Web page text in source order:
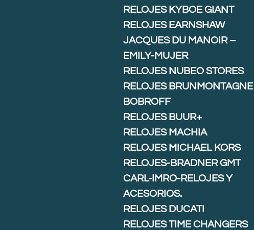
RELOJES KYBOE GIANT
RELOJES EARNSHAW
JACQUES DU MANOIR –
EMILY-MUJER
RELOJES NUBEO STORES
RELOJES BRUNMONTAGNE
BOBROFF
RELOJES BUUR+
RELOJES MACHIA
RELOJES MICHAEL KORS
RELOJES-BRADNER GMT
CARL-IMRO-RELOJES Y
ACESORIOS.
RELOJES DUCATI
RELOJES TIME CHANGERS